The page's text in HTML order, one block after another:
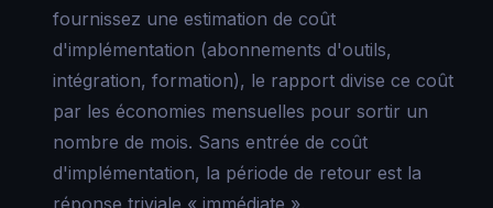
fournissez une estimation de coût
d'implémentation (abonnements d'outils,
intégration, formation), le rapport divise ce coût
par les économies mensuelles pour sortir un
nombre de mois. Sans entrée de coût
d'implémentation, la période de retour est la
réponse triviale « immédiate ».